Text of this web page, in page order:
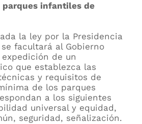
parques infantiles de
la ley por la Presidencia
facultará al Gobierno
de un
que establezca las
y requisitos de
de los parques
a los siguientes
universal y equidad,
seguridad, señalización.